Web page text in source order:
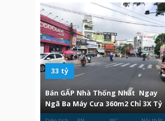
33 tỷ
Bán GẤP Nhà Thống Nhất Ngay
Ngã Ba Máy Cưa 360m2 Chỉ 3X Tỷ